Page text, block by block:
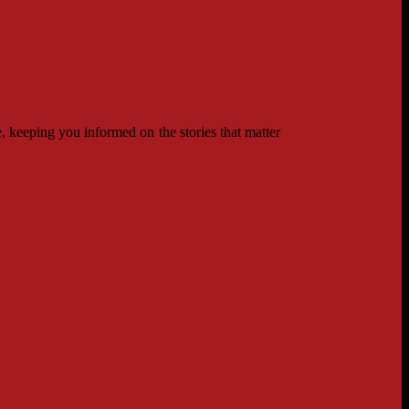
you informed on the stories that matter